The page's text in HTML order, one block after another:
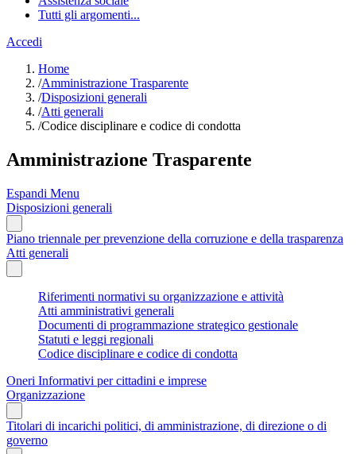
Tutti gli argomenti...
Accedi
Home
/Amministrazione Trasparente
/Disposizioni generali
/Atti generali
/Codice disciplinare e codice di condotta
Amministrazione Trasparente
Espandi Menu
Disposizioni generali
Piano triennale per prevenzione della corruzione e della trasparenza
Atti generali
Riferimenti normativi su organizzazione e attività
Atti amministrativi generali
Documenti di programmazione strategico gestionale
Statuti e leggi regionali
Codice disciplinare e codice di condotta
Oneri Informativi per cittadini e imprese
Organizzazione
Titolari di incarichi politici, di amministrazione, di direzione o di
governo